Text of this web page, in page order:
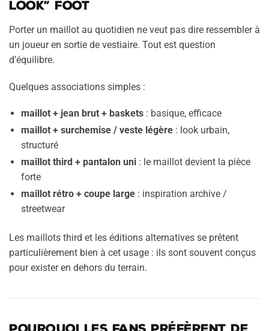
look” foot
Porter un maillot au quotidien ne veut pas dire ressembler à
un joueur en sortie de vestiaire. Tout est question
d’équilibre.
Quelques associations simples :
maillot + jean brut + baskets : basique, efficace
maillot + surchemise / veste légère : look urbain,
structuré
maillot third + pantalon uni : le maillot devient la pièce
forte
maillot rétro + coupe large : inspiration archive /
streetwear
Les maillots third et les éditions alternatives se prêtent
particulièrement bien à cet usage : ils sont souvent conçus
pour exister en dehors du terrain.